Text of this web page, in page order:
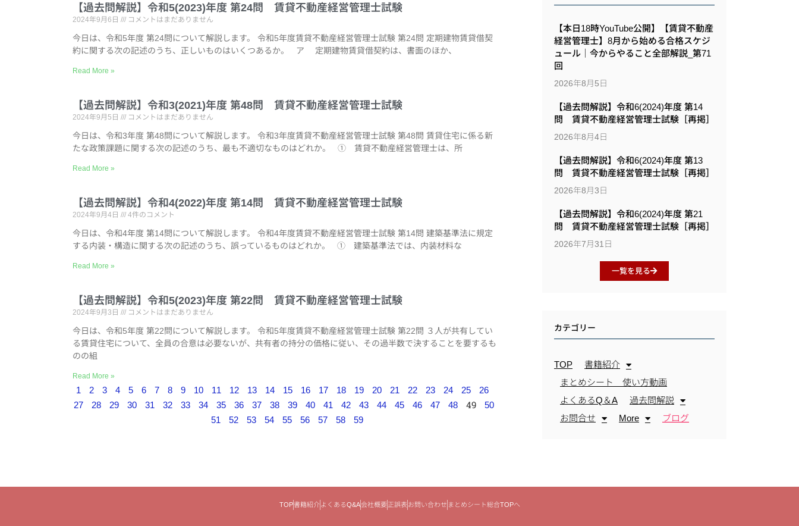
【過去問解説】令和5(2023)年度 第24問 賃貸不動産経営管理士試験
2024年9月6日 コメントはまだありません
今日は、令和5年度 第24問について解説します。 令和5年度賃貸不動産経営管理士試験 第24問 定期建物賃貸借契
約に関する次の記述のうち、正しいものはいくつあるか。 ア 定期建物賃貸借契約は、書面のほか、
Read More »
【過去問解説】令和3(2021)年度 第48問 賃貸不動産経営管理士試験
2024年9月5日 コメントはまだありません
今日は、令和3年度 第48問について解説します。 令和3年度賃貸不動産経営管理士試験 第48問 賃貸住宅に係る新
たな政策課題に関する次の記述のうち、最も不適切なものはどれか。 ① 賃貸不動産経営管理士は、所
Read More »
【過去問解説】令和4(2022)年度 第14問 賃貸不動産経営管理士試験
2024年9月4日 4件のコメント
今日は、令和4年度 第14問について解説します。 令和4年度賃貸不動産経営管理士試験 第14問 建築基準法に規定
する内装・構造に関する次の記述のうち、誤っているものはどれか。 ① 建築基準法では、内装材料な
Read More »
【過去問解説】令和5(2023)年度 第22問 賃貸不動産経営管理士試験
2024年9月3日 コメントはまだありません
今日は、令和5年度 第22問について解説します。 令和5年度賃貸不動産経営管理士試験 第22問 ３人が共有してい
る賃貸住宅について、全員の合意は必要ないが、共有者の持分の価格に従い、その過半数で決することを要するも
のの組
Read More »
1 2 3 4 5 6 7 8 9 10 11 12 13 14 15 16 17 18 19 20 21 22 23 24 25
26
27
28 29 30 31 32 33 34 35 36 37 38 39 40 41 42 43 44 45 46 47 48 49
50
51
52 53 54 55 56 57 58 59
【本日18時YouTube公開】【賃貸不動産
経営管理士】8月から始める合格スケジ
ュール｜今からやること全部解説_第71
回
2026年8月5日
【過去問解説】令和6(2024)年度 第14
問 賃貸不動産経営管理士試験［再掲］
2026年8月4日
【過去問解説】令和6(2024)年度 第13
問 賃貸不動産経営管理士試験［再掲］
2026年8月3日
【過去問解説】令和6(2024)年度 第21
問 賃貸不動産経営管理士試験［再掲］
2026年7月31日
一覧を見る
カテゴリー
TOP
書籍紹介
まとめシート 使い方動画
よくあるQ＆A
過去問解説
お問合せ
More ブログ
TOP 書籍紹介 よくあるQ&A 会社概要 正誤表 お問い合わせ まとめシート総合TOPへ